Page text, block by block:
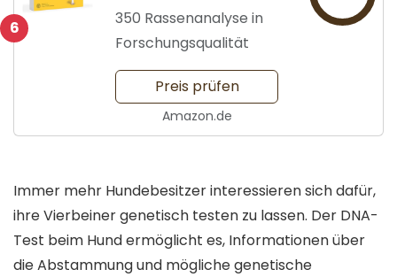
6
Identifikationsset
350 Rassenanalyse in
Forschungsqualität
Preis prüfen
Amazon.de
Immer mehr Hundebesitzer interessieren sich dafür,
ihre Vierbeiner genetisch testen zu lassen. Der DNA-
Test beim Hund ermöglicht es, Informationen über
die Abstammung und mögliche genetische